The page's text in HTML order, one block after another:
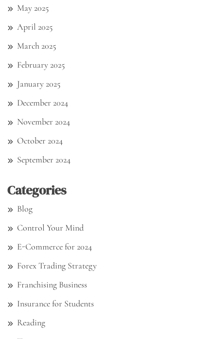
May 2025
April 2025
March 2025
February 2025
January 2025
December 2024
November 2024
October 2024
September 2024
Categories
Blog
Control Your Mind
E-Commerce for 2024
Forex Trading Strategy
Franchising Business
Insurance for Students
Reading